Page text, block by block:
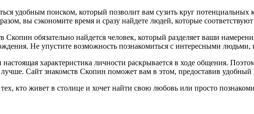
удобным поиском, который позволит вам сузить круг потенциальных
вы сэкономите время и сразу найдете людей, которые
обязательно найдется человек, который разделяет ваши
Не упустите возможность познакомиться с интересными людьми,
характеристика личности раскрывается в ходе общения.
Сайт знакомств Скопин поможет вам в этом, предоставив
кто живет в столице и хочет найти свою любовь или просто